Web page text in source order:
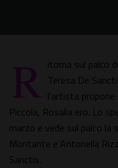
R itorna sul palco
Teresa De
l'artista propone
Piccola, Rosalia ero. Lo
marzo e vede sul palco la
Montante e Antonella
Sanctis.